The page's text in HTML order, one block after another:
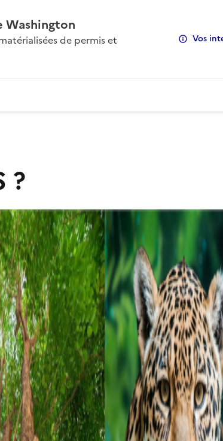
Washington
de permis et
Vos
?